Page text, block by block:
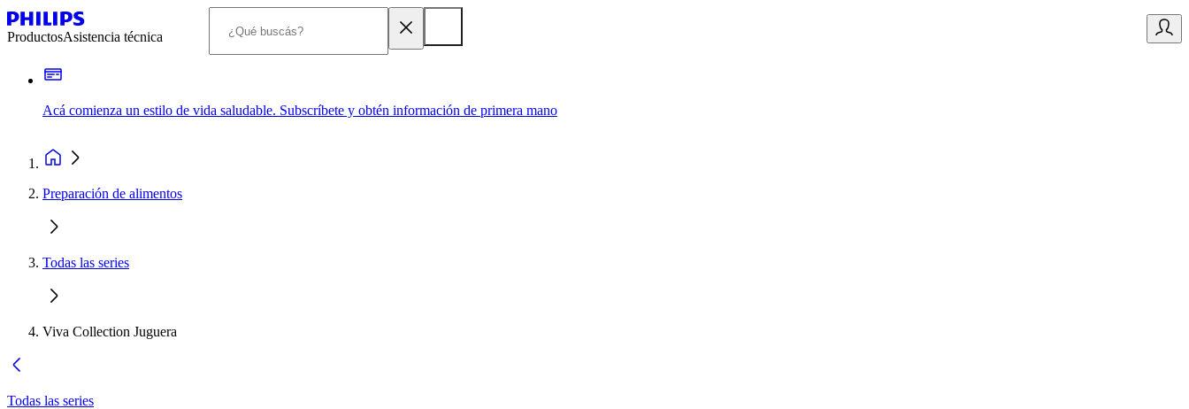
ProductosAsistencia técnica
Acá comienza un estilo de vida saludable. Subscríbete y obtén información de primera mano
Preparación de alimentos
Todas las series
Viva Collection Juguera
Todas las series